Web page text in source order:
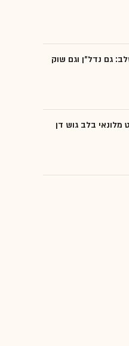
גם נדל"ן וגם שוק
מלונאי בלב גוש דן